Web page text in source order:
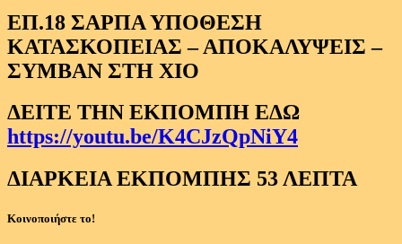
ΕΠ.18 ΣΑΡΠΑ ΥΠΟΘΕΣΗ
ΚΑΤΑΣΚΟΠΕΙΑΣ – ΑΠΟΚΑΛΥΨΕΙΣ –
ΣΥΜΒΑΝ ΣΤΗ ΧΙΟ
ΔΕΙΤΕ ΤΗΝ ΕΚΠΟΜΠΗ ΕΔΩ
https://youtu.be/K4CJzQpNiY4
ΔΙΑΡΚΕΙΑ ΕΚΠΟΜΠΗΣ 53 ΛΕΠΤΑ
Κοινοποιήστε το!